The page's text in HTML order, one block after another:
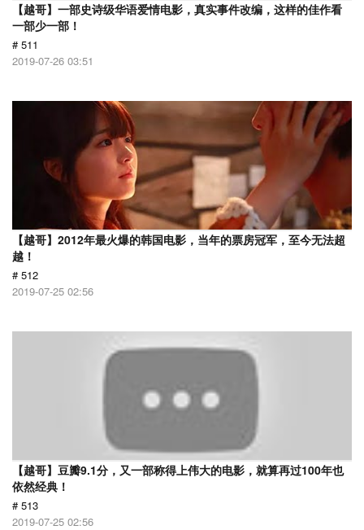
【越哥】一部史诗级华语爱情电影，真实事件改编，这样的佳作看
一部少一部！
# 511
2019-07-26 03:51
【越哥】2012年最火爆的韩国电影，当年的票房冠军，至今无法超
越！
# 512
2019-07-25 02:56
【越哥】豆瓣9.1分，又一部称得上伟大的电影，就算再过100年也
依然经典！
# 513
2019-07-25 02:56